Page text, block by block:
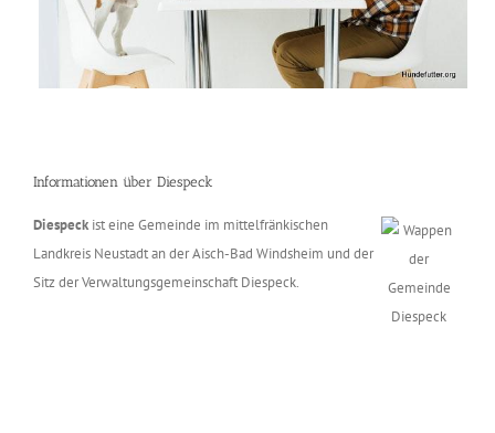
Informationen über Diespeck
Diespeck ist eine Gemeinde im mittelfränkischen
Landkreis Neustadt an der Aisch-Bad Windsheim und der
Sitz der Verwaltungsgemeinschaft Diespeck.